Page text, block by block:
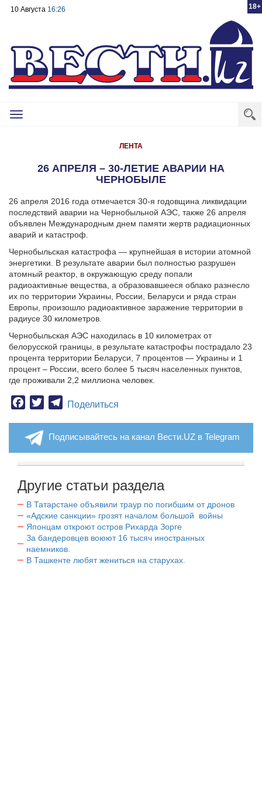
18+
10 Августа 16:26
Toggle
ЛЕНТА
26 АПРЕЛЯ – 30-ЛЕТИЕ АВАРИИ НА
ЧЕРНОБЫЛЕ
26 апреля 2016 года отмечается 30-я годовщина ликвидации
последствий аварии на Чернобыльной АЭС, также 26 апреля
объявлен Международным днем памяти жертв радиационных
аварий и катастроф.
Чернобыльская катастрофа — крупнейшая в истории атомной
энергетики. В результате аварии был полностью разрушен
атомный реактор, в окружающую среду попали
радиоактивные вещества, а образовавшееся облако разнесло
их по территории Украины, России, Беларуси и ряда стран
Европы, произошло радиоактивное заражение территории в
радиусе 30 километров.
Чернобыльская АЭС находилась в 10 километрах от
белорусской границы, в результате катастрофы пострадало 23
процента территории Беларуси, 7 процентов — Украины и 1
процент – России, всего более 5 тысяч населенных пунктов,
где проживали 2,2 миллиона человек.
Facebook
TwitterTelegram
Поделиться
Подписывайтесь на канал Вести.UZ в Telegram
Другие статьи раздела
В Татарстане объявили траур по погибшим от дронов
«Адские санкции» грозят началом большой войны
Японцам откроют остров Рихарда Зорге
За бандеровцев воюют 16 тысяч иностранных
наемников.
В Ташкенте любят жениться на старухах.